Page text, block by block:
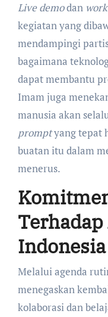
Live demodan
kegiatan yang
mendampingi
bagaimana
dapat membantu
Imam juga
manusia akan
promptyang tepat
buatan itu dalam
menerus.
Indonesia
Melalui agenda
menegaskan
kolaborasi dan